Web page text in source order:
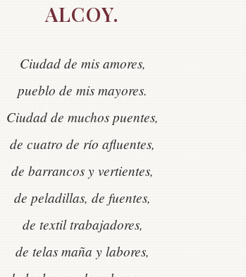
ALCOY.
Ciudad de mis amores,
pueblo de mis mayores.
Ciudad de muchos puentes,
de cuatro de río afluentes,
de barrancos y vertientes,
de peladillas, de fuentes,
de textil trabajadores,
de telas maña y labores,